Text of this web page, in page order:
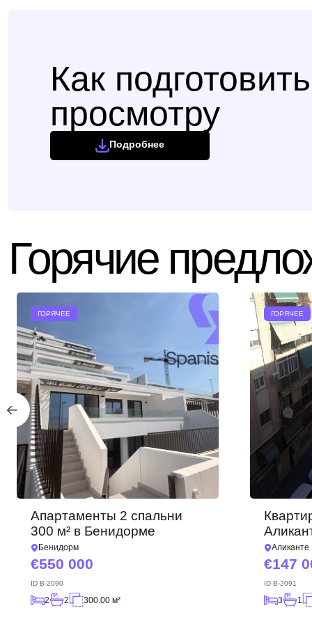
Как
просмотру
Подробнее
Горячие
ГОРЯЧЕЕ
Апартаменты 2 спальни
300 м² в Бенидорме
Бенидорм
550 000
ID B-2090
2 2 300.00 м²
ГОРЯЧЕЕ
Аликанте
147
IDB-2091
3 1